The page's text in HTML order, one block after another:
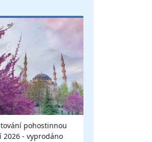
pohostinnou
2026 - vyprodáno